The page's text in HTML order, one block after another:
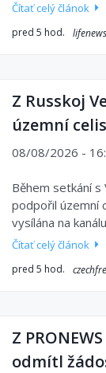
Čítať celý článok
pred 5 hod.
Z Russkoj
územní
08/08/2026 -
Během setkání s
podpořil územní
vysílána na
Čítať celý článok
pred 5 hod.
Z
odmítl